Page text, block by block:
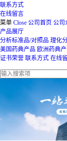
联系方式
在线留言
菜单 Close 公司首页 公司
产品展厅
分析标准品/对照品 理化
美国药典产品 欧洲药典
证书荣誉 联系方式 在线